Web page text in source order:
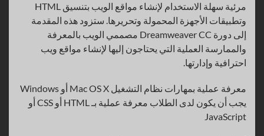
مرئية سهلة الاستخدام لإنشاء مواقع الويب بتنسيق HTML
وتطبيقات الأجهزة المحمولة وتحريرها. ستزود هذه المقدمة
إلى دورة Dreamweaver CC مصممي الويب بالمعرفة
والممارسة العملية التي يحتاجون إليها لإنشاء مواقع ويب
احترافية وإدارتها.
معرفة عملية بمهارات نظام التشغيل Mac OS X أو Windows
يجب أن يكون لدى الطلاب معرفة عملية بـ HTML أو CSS أو
JavaScript